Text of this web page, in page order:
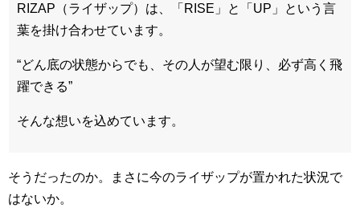
RIZAP（ライザップ）は、「RISE」と「UP」という言
葉を掛け合わせています。
“どん底の状態からでも、その人が望む限り、必ず高く飛
躍できる”
そんな想いを込めています。
そうだったのか。まさに今のライザップが置かれた状況で
はないか。